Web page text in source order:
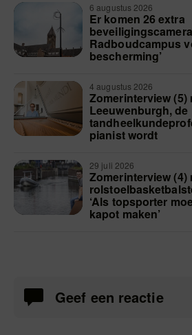
6 augustus 2026
Er komen 26 extra
Radboudcampus
bescherming’
4 augustus 2026
Zomerinterview (5)
Leeuwenburgh, de
pianist wordt
29 juli 2026
Zomerinterview (4)
‘Als topsporter
kapot maken’
Geef een reactie